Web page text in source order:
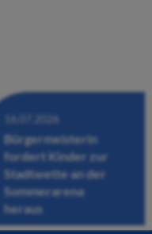
16.07.2026
Bürgermeisterin
fordert Kinder zur
Stadtwette an der
Sommerarena
heraus